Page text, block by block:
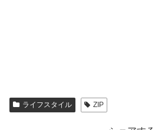
ライフスタイル ZIP